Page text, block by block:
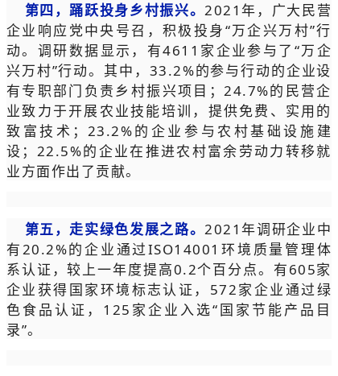
第四，踊跃投身乡村振兴。2021年，广大民营
企业响应党中央号召，积极投身“万企兴万村”行
动。调研数据显示，有4611家企业参与了“万企
兴万村”行动。其中，33.2%的参与行动的企业设
有专职部门负责乡村振兴项目；24.7%的民营企
业致力于开展农业技能培训，提供免费、实用的
致富技术；23.2%的企业参与农村基础设施建
设；22.5%的企业在推进农村富余劳动力转移就
业方面作出了贡献。
第五，走实绿色发展之路。2021年调研企业中
有20.2%的企业通过ISO14001环境质量管理体
系认证，较上一年度提高0.2个百分点。有605家
企业获得国家环境标志认证，572家企业通过绿
色食品认证，125家企业入选“国家节能产品目
录”。